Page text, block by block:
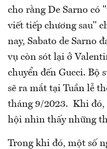
cho rằng De Sarno có
viết tiếp chương sau"
nay, Sabato de Sarno
vụ còn sót lại ở
chuyển đến Gucci. Bộ
sẽ ra mắt tại Tuần lễ
tháng 9/2023. Khi đó,
hội nhìn thấy những
Trong khi đó, một số